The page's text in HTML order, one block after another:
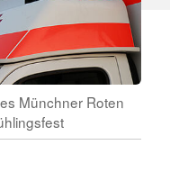
Münchner Roten